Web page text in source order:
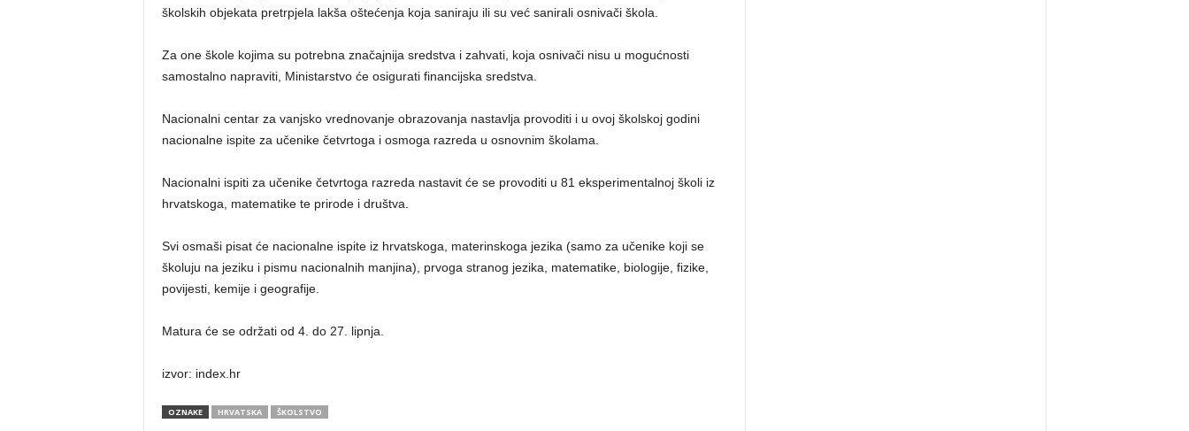
školskih objekata pretrpjela lakša oštećenja koja saniraju ili su već sanirali osnivači škola.
Za one škole kojima su potrebna značajnija sredstva i zahvati, koja osnivači nisu u mogućnosti
samostalno napraviti, Ministarstvo će osigurati financijska sredstva.
Nacionalni centar za vanjsko vrednovanje obrazovanja nastavlja provoditi i u ovoj školskoj godini
nacionalne ispite za učenike četvrtoga i osmoga razreda u osnovnim školama.
Nacionalni ispiti za učenike četvrtoga razreda nastavit će se provoditi u 81 eksperimentalnoj školi iz
hrvatskoga, matematike te prirode i društva.
Svi osmaši pisat će nacionalne ispite iz hrvatskoga, materinskoga jezika (samo za učenike koji se
školuju na jeziku i pismu nacionalnih manjina), prvoga stranog jezika, matematike, biologije, fizike,
povijesti, kemije i geografije.
Matura će se održati od 4. do 27. lipnja.
izvor: index.hr
OZNAKE HRVATSKA ŠKOLSTVO